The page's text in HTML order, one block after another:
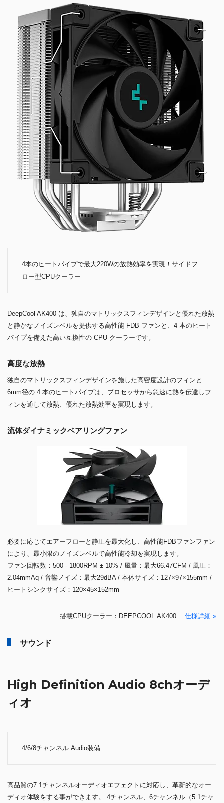
4本のヒートパイプで最大220Wの放熱効率を実現！サイドフ
ロー型CPUクーラー
DeepCool AK400 は、独自のマトリックスフィンデザインと優れた放熱
と静かなノイズレベルを提供する高性能 FDB ファンと、4 本のヒート
パイプを備えた高い互換性の CPU クーラーです。
高度な放熱
独自のマトリックスフィンデザインを施した高密度設計のフィンと
6mm径の 4 本のヒートパイプは、プロセッサから急速に熱を伝達しフ
ィンを通して放熱、優れた放熱効率を実現します。
流体ダイナミックベアリングファン
必要に応じてエアーフローと静圧を最大化し、高性能FDBファンファン
により、最小限のノイズレベルで高性能冷却を実現します。
ファン回転数：500 - 1800RPM ± 10% / 風量：最大66.47CFM / 風圧：
2.04mmAq / 音響ノイズ：最大29dBA / 本体サイズ：127×97×155mm /
ヒートシンクサイズ：120×45×152mm
搭載CPUクーラー：DEEPCOOL AK400 仕様詳細 »
サウンド
High Definition Audio 8chオーデ
ィオ
4/6/8チャンネル Audio装備
高品質の7.1チャンネルオーディオエフェクトに対応し、革新的なオー
ディオ体験をする事ができます。 4チャンネル、6チャンネル（5.1チャ